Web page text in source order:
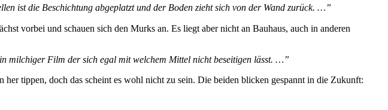
ist die Beschichtung abgeplatzt und der Boden zieht sich von der Wand zurück. …”
vorbei und schauen sich den Murks an. Es liegt aber nicht an Bauhaus, auch in anderen
milchiger Film der sich egal mit welchem Mittel nicht beseitigen lässt. …”
tippen, doch das scheint es wohl nicht zu sein. Die beiden blicken gespannt in die Zukunft: